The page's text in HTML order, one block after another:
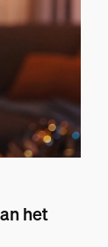
het